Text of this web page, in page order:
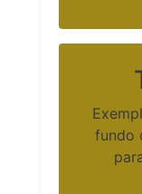
fundo